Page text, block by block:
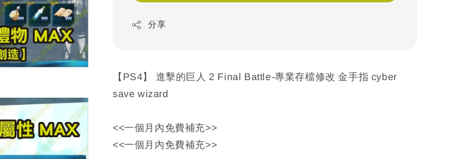
分享
【PS4】 進擊的巨人 2 Final Battle-專業存檔修改 金手指 cyber
save wizard
<<一個月內免費補充>>
<<一個月內免費補充>>